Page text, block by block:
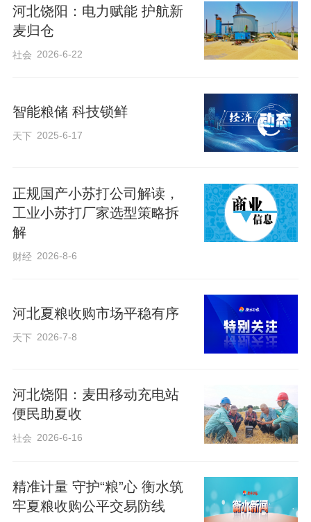
等粮、钱等粮、机等粮、人等粮”的收购条
件。
量标准，坚持“一车一检、逐车化验”制度，
对小麦水分、杂质、容重、不完善粒等关
键指标严格把关。
为最大限度便民利农，粮库全面推行阳光
收购、透明公示，在收购现场公示收购价
格、质量标准、结算流程、监督电话，全
磅、化验、结算一站式办结，粮款当日结
清、秒级到账，累计零拖欠、零投诉。针
河北饶阳：电力赋能 护航新
麦归仓
社会 2026-6-22
智能粮储 科技锁鲜
天下 2025-6-17
正规国产小苏打公司解读，
工业小苏打厂家选型策略拆
解
财经 2026-8-6
河北夏粮收购市场平稳有序
天下 2026-7-8
河北饶阳：麦田移动充电站
便民助夏收
社会 2026-6-16
精准计量 守护“粮”心 衡水筑
牢夏粮收购公平交易防线